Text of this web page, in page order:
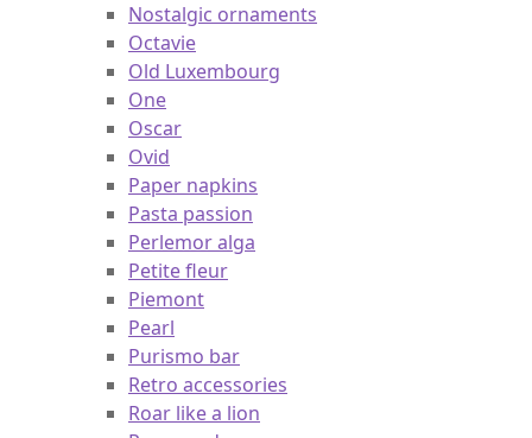
Nostalgic ornaments
Octavie
Old Luxembourg
One
Oscar
Ovid
Paper napkins
Pasta passion
Perlemor alga
Petite fleur
Piemont
Pearl
Purismo bar
Retro accessories
Roar like a lion